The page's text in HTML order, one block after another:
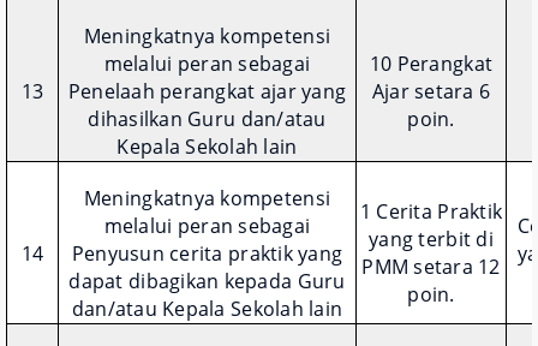
13
Meningkatnya kompetensi
melalui peran sebagai
Penelaah perangkat ajar yang
dihasilkan Guru dan/atau
Kepala Sekolah lain
10 Perangkat
Ajar setara 6
poin.
14
Meningkatnya kompetensi
melalui peran sebagai
Penyusun cerita praktik yang
dapat dibagikan kepada Guru
dan/atau Kepala Sekolah lain
1 Cerita Praktik
yang terbit di
PMM setara 12
poin.